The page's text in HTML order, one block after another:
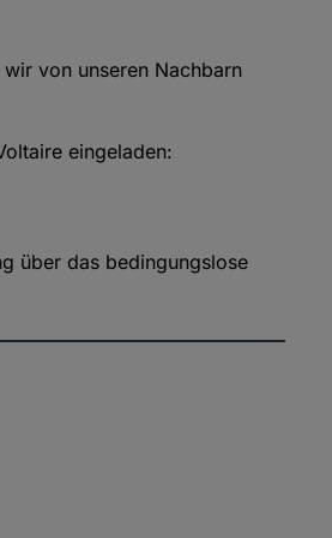
von unseren Nachbarn
eingeladen:
über das bedingungslose